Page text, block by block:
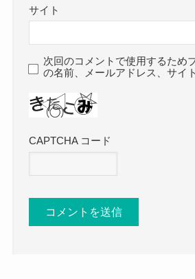
サイト
次回のコメントで使用するため
の名前、メールアドレス、サイ
CAPTCHA コード